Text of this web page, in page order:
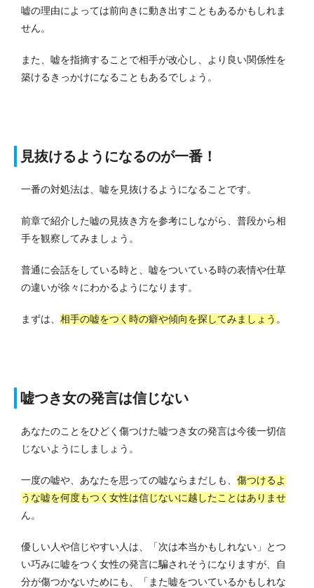
嘘の理由によっては前向きに動き出すこともあるかもしれま
せん。
また、嘘を指摘することで相手が改心し、より良い関係性を
築けるきっかけになることもあるでしょう。
見抜けるようになるのが一番！
一番の対処法は、嘘を見抜けるようになることです。
前章で紹介した嘘の見抜き方を参考にしながら、普段から相
手を観察してみましょう。
普通に会話をしている時と、嘘をついている時の表情や仕草
の違いが徐々にわかるようになります。
まずは、 相手の嘘をつく時の癖や傾向を探してみましょう 。
嘘つき女の発言は信じない
あなたのことをひどく傷つけた嘘つき女の発言は今後一切信
じないようにしましょう。
一度の嘘や、あなたを思っての嘘ならまだしも、 傷つけるよ
うな嘘を何度もつく女性は信じないに越したことはありませ
ん。
優しい人や信じやすい人は、「次は本当かもしれない」とつ
い巧みに嘘をつく女性の発言に騙されそうになりますが、自
分が傷つかないためにも、「また嘘をついているかもしれな